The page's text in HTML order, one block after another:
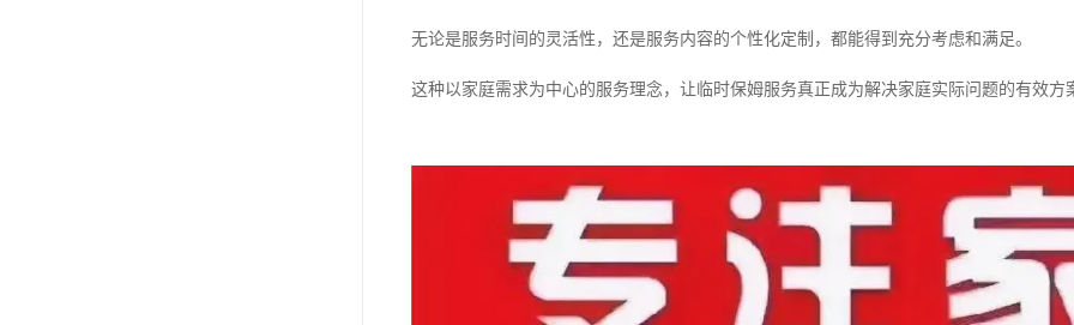
无论是服务时间的灵活性，还是服务内容的个性化定制，都能得到充分考虑和满足。
这种以家庭需求为中心的服务理念，让临时保姆服务真正成为解决家庭实际问题的有效方